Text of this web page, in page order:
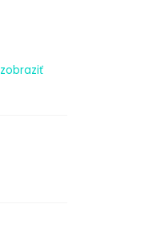
zobraziť